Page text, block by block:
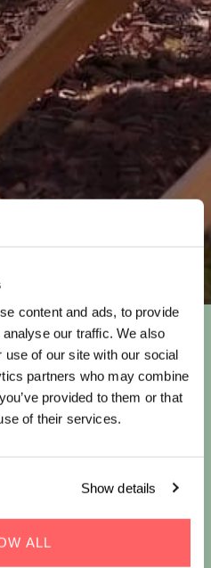
content and ads, to provide
our traffic. We also
of our site with our social
partners who may combine
provided to them or that
of their services.
Show details
ALL
PÅ ET
dig kølig og koffeinfri med iskaffe.
denne sommer og nyd det: